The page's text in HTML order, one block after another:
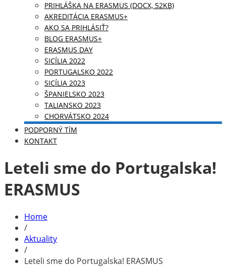
PRIHLÁŠKA NA ERASMUS (DOCX, 52KB)
AKREDITÁCIA ERASMUS+
AKO SA PRIHLÁSIŤ?
BLOG ERASMUS+
ERASMUS DAY
SICÍLIA 2022
PORTUGALSKO 2022
SICÍLIA 2023
ŠPANIELSKO 2023
TALIANSKO 2023
CHORVÁTSKO 2024
PODPORNÝ TÍM
KONTAKT
Leteli sme do Portugalska!
ERASMUS
Home
/
Aktuality
/
Leteli sme do Portugalska! ERASMUS